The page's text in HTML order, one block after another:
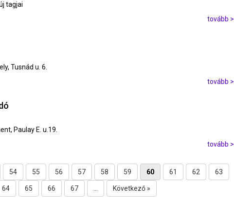
tagjai
tovább >
Tusnád u. 6.
tovább >
Paulay E. u.19.
tovább >
54 55 56 57 58 59 60 61 62 63
64 65 66 67 ... Következő »